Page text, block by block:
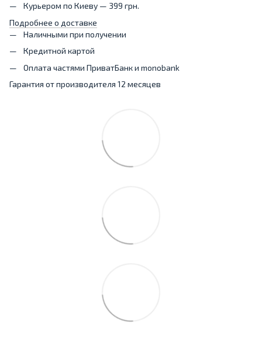
Курьером по Киеву — 399 грн.
Подробнее о доставке
Наличными при получении
Кредитной картой
Оплата частями ПриватБанк и monobank
Гарантия от производителя 12 месяцев